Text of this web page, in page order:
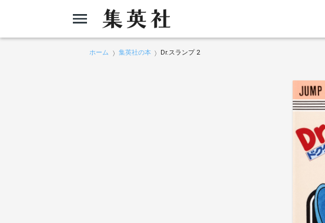
ホーム 集英社の本 Dr.スランプ 2